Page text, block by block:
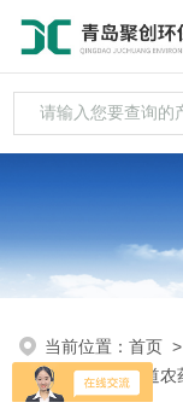
当前位置：首页 >
检测> 20通道农